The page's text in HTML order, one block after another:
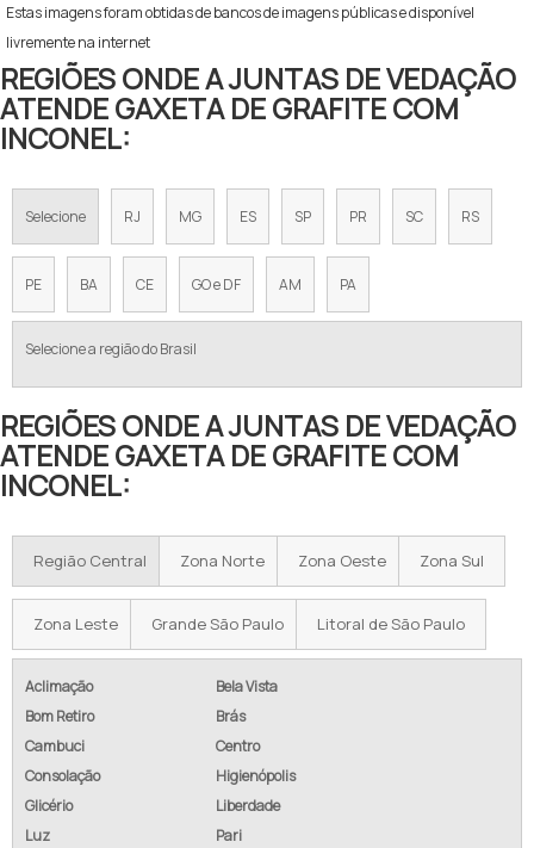
Estas imagens foram obtidas de bancos de imagens públicas e disponível
livremente na internet
REGIÕES ONDE A JUNTAS DE VEDAÇÃO
ATENDE GAXETA DE GRAFITE COM
INCONEL:
Selecione RJ MG ES SP PR SC RS
PE BA CE GO e DF AM PA
Selecione a região do Brasil
REGIÕES ONDE A JUNTAS DE VEDAÇÃO
ATENDE GAXETA DE GRAFITE COM
INCONEL:
Região Central Zona Norte Zona Oeste Zona Sul
Zona Leste Grande São Paulo Litoral de São Paulo
Aclimação
Bela Vista
Bom Retiro
Brás
Cambuci
Centro
Consolação
Higienópolis
Glicério
Liberdade
Luz
Pari